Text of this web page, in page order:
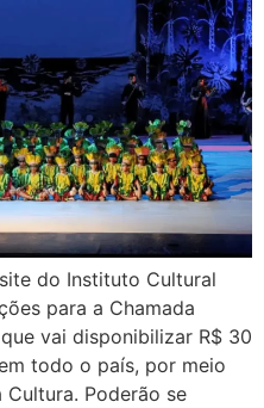
do Instituto Cultural
para a Chamada
vai disponibilizar R$ 30
todo o país, por meio
Poderão se